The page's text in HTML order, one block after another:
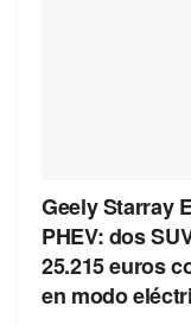
Geely Starray
PHEV: dos
25.215 euros
en modo